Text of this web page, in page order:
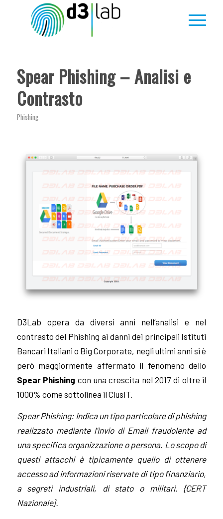
Spear Phishing – Analisi e
Contrasto
Phishing
D3Lab opera da diversi anni nell’analisi e nel
contrasto del Phishing ai danni dei principali Istituti
Bancari Italiani o Big Corporate, negli ultimi anni si è
però maggiormente affermato il fenomeno dello
Spear Phishing con una crescita nel 2017 di oltre il
1000% come sottolinea il ClusIT.
Spear Phishing: Indica un tipo particolare di phishing
realizzato mediante l’invio di Email fraudolente ad
una specifica organizzazione o persona. Lo scopo di
questi attacchi è tipicamente quello di ottenere
accesso ad informazioni riservate di tipo finanziario,
a segreti industriali, di stato o militari. {CERT
Nazionale}.